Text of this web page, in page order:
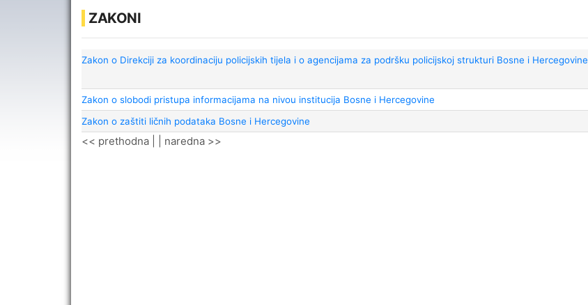
ZAKONI
Zakon o Direkciji za koordinaciju policijskih tijela i o agencijama za podršku policijskoj strukturi Bosne i Hercegovine
Zakon o slobodi pristupa informacijama na nivou institucija Bosne i Hercegovine
Zakon o zaštiti ličnih podataka Bosne i Hercegovine
<< prethodna naredna >>